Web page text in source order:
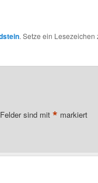
. Setze ein Lesezeichen
sind mit * markiert